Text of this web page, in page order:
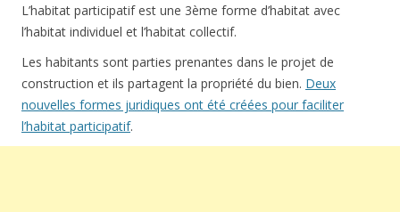
L’habitat participatif est une 3ème forme d’habitat avec
l’habitat individuel et l’habitat collectif.
Les habitants sont parties prenantes dans le projet de
construction et ils partagent la propriété du bien. Deux
nouvelles formes juridiques ont été créées pour faciliter
l’habitat participatif.